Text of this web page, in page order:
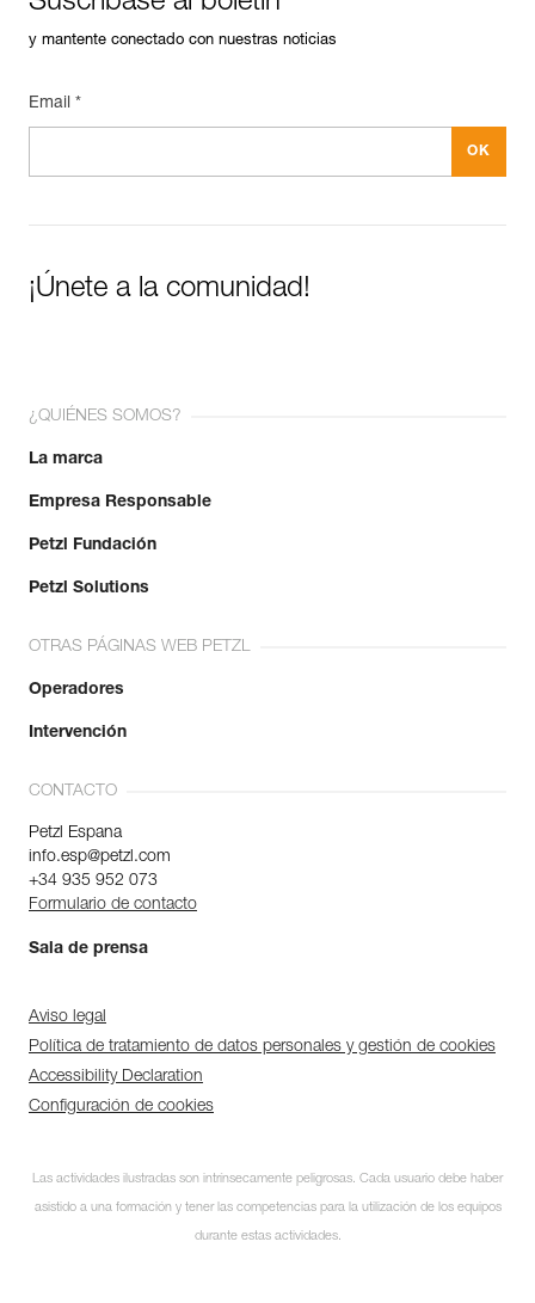
y mantente conectado con nuestras noticias
Email *
¡Únete a la comunidad!
¿QUIÉNES SOMOS?
La marca
Empresa Responsable
Petzl Fundación
Petzl Solutions
OTRAS PÁGINAS WEB PETZL
Operadores
Intervención
CONTACTO
Petzl Espana
info.esp@petzl.com
+34 935 952 073
Formulario de contacto
Sala de prensa
Aviso legal
Política de tratamiento de datos personales y gestión de cookies
Accessibility Declaration
Configuración de cookies
Las actividades ilustradas son intrínsecamente peligrosas. Cada usuario debe haber
asistido a una formación y tener las competencias para la utilización de los equipos
durante estas actividades.